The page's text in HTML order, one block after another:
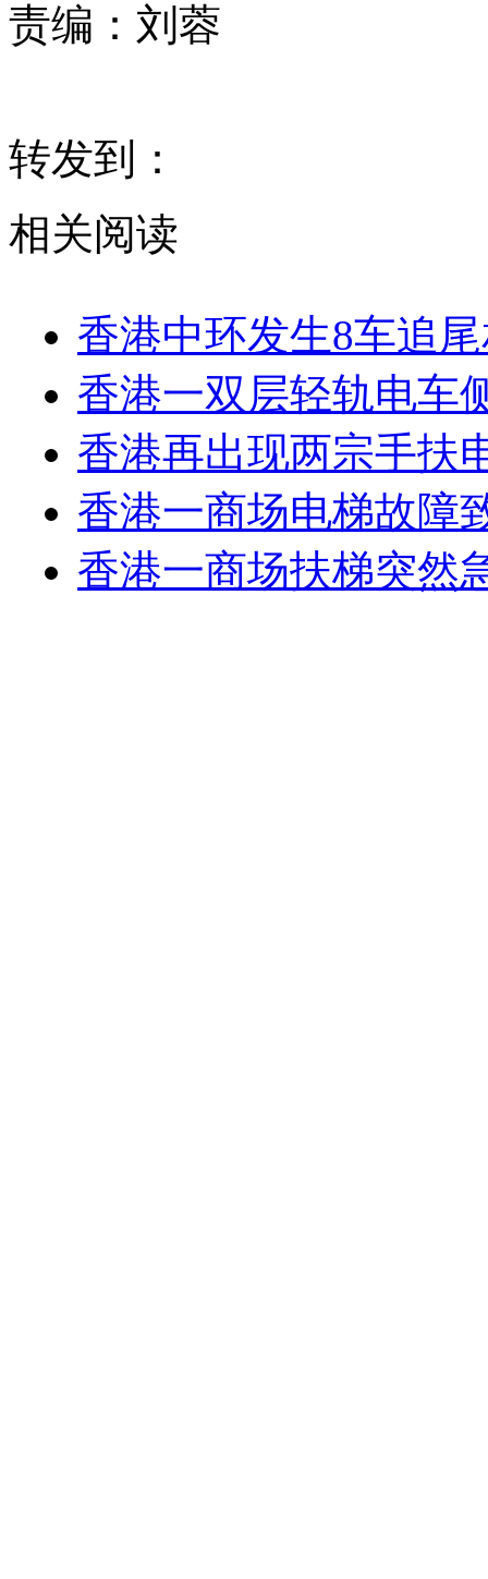
责编： 刘蓉
转发到：
相关阅读
香港中环发生8车追
香港一双层轻轨电车
香港再出现两宗手扶
香港一商场电梯故障
香港一商场扶梯突然